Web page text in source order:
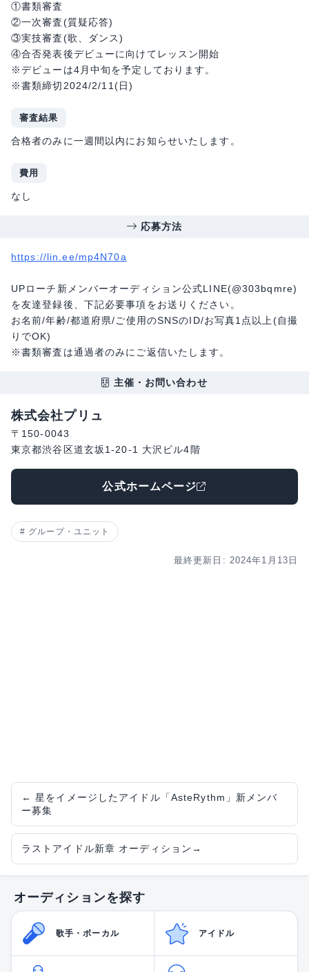
①書類審査
②一次審査(質疑応答)
③実技審査(歌、ダンス)
④合否発表後デビューに向けてレッスン開始
※デビューは4月中旬を予定しております。
※書類締切2024/2/11(日)
審査結果
合格者のみに一週間以内にお知らせいたします。
費用
なし
応募方法
https://lin.ee/mp4N70a
UPローチ新メンバーオーディション公式LINE(@303bqmre)
を友達登録後、下記必要事項をお送りください。
お名前/年齢/都道府県/ご使用のSNSのID/お写真1点以上(自撮
りでOK)
※書類審査は通過者のみにご返信いたします。
主催・お問い合わせ
株式会社プリュ
〒150-0043
東京都渋谷区道玄坂1-20-1 大沢ビル4階
公式ホームページ
グループ・ユニット
最終更新日: 2024年1月13日
← 星をイメージしたアイドル「AsteRythm」新メンバ
ー募集
ラストアイドル新章 オーディション →
オーディションを探す
歌手・ボーカル アイドル